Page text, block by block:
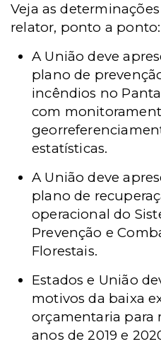
Veja as
relator, ponto a ponto:
A União deve
plano de
incêndios no
com
estatísticas.
A União deve
plano de
operacional do
Prevenção e
Florestais.
Estados e União
motivos da baixa
orçamentaria para
anos de 2019 e